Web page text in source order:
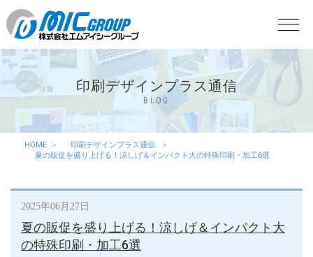
印刷デザインプラス通信
BLOG
HOME
印刷デザインプラス通信
夏の販促を盛り上げる！涼しげ＆インパクト大の特殊印刷・加工6選
2025年06月27日
夏の販促を盛り上げる！涼しげ＆インパクト大
の特殊印刷・加工6選